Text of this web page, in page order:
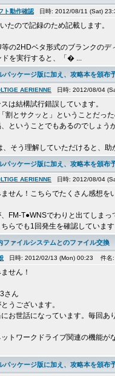
ト動作確認 日時: 2012/08/11 (Sat)
たので記録のため記載します。
の2HDベタ形式のブランクの
ドを実行すると、「� ...
パッケージ版に加え、攻略本を頒布
AERIENNE 日時: 2012/08/04
は結構試行錯誤しています。
割とサクッと」ということだっ
ということでもあるのでしょう
、そう理解していただけると、助
パッケージ版に加え、攻略本を頒布
AERIENNE 日時: 2012/08/04
せん！こちらでたくさん感想を
FM-T●WNSでわりと出てしま
らでも1回発生を確認していま
ファイルシステムとのファイル交換
日時: 2012/02/13 (Mon) 00:23 件
せん！
さん
うございます。
お世話になっています。毎回あ
トワークドライブ関連の機能が
パッケージ版に加え、攻略本を頒布